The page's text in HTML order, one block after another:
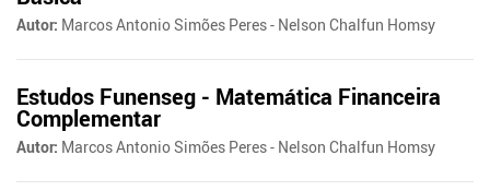
Autor: Marcos Antonio Simões Peres - Nelson Chalfun Homsy
Estudos Funenseg - Matemática Financeira
Complementar
Autor: Marcos Antonio Simões Peres - Nelson Chalfun Homsy